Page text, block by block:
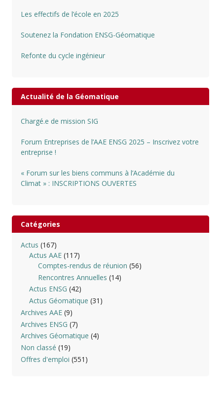
Les effectifs de l’école en 2025
Soutenez la Fondation ENSG-Géomatique
Refonte du cycle ingénieur
Actualité de la Géomatique
Chargé.e de mission SIG
Forum Entreprises de l’AAE ENSG 2025 – Inscrivez votre
entreprise !
« Forum sur les biens communs à l’Académie du
Climat » : INSCRIPTIONS OUVERTES
Catégories
Actus (167)
Actus AAE (117)
Comptes-rendus de réunion (56)
Rencontres Annuelles (14)
Actus ENSG (42)
Actus Géomatique (31)
Archives AAE(9)
Archives ENSG (7)
Archives Géomatique (4)
Non classé (19)
Offres d'emploi (551)